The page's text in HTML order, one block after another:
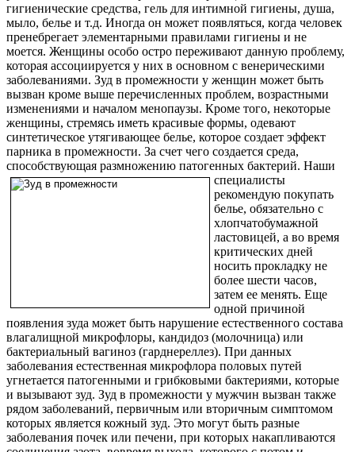
гигиенические средства, гель для интимной гигиены, душа,
мыло, белье и т.д. Иногда он может появляться, когда человек
пренебрегает элементарными правилами гигиены и не
моется. Женщины особо остро переживают данную проблему,
которая ассоциируется у них в основном с венерическими
заболеваниями. Зуд в промежности у женщин может быть
вызван кроме выше перечисленных проблем, возрастными
изменениями и началом менопаузы. Кроме того, некоторые
женщины, стремясь иметь красивые формы, одевают
синтетическое утягивающее белье, которое создает эффект
парника в промежности. За счет чего создается среда,
способствующая размножению патогенных бактерий. Наши
специалисты
рекомендую покупать
белье, обязательно с
хлопчатобумажной
ластовицей, а во время
критических дней
носить прокладку не
более шести часов,
затем ее менять. Еще
одной причиной
появления зуда может быть нарушение естественного состава
влагалищной микрофлоры, кандидоз (молочница) или
бактериальный вагиноз (гарднереллез). При данных
заболевания естественная микрофлора половых путей
угнетается патогенными и грибковыми бактериями, которые
и вызывают зуд. Зуд в промежности у мужчин вызван также
рядом заболеваний, первичным или вторичным симптомом
которых является кожный зуд. Это могут быть разные
заболевания почек или печени, при которых накапливаются